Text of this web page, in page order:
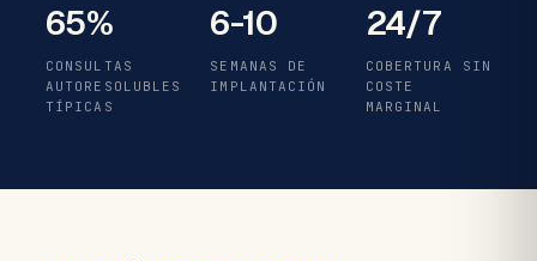
65%
CONSULTAS
AUTORESOLUBLES
TÍPICAS
6-10
SEMANAS DE
IMPLANTACIÓN
24/7
COBERTURA SIN
COSTE
MARGINAL